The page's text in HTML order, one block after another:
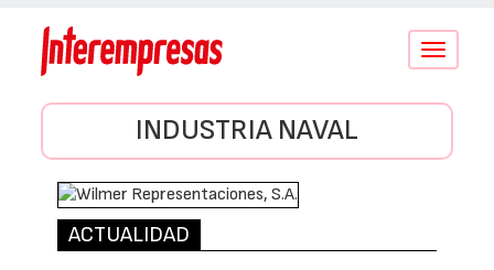
Conmutar
INDUSTRIA NAVAL
ACTUALIDAD